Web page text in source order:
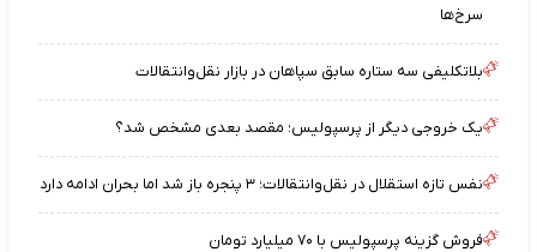
سرخ‌ها
بلاتکلیفی سه ستاره سابق سپاهان در بازار نقل‌وانتقالات
یک خروجی دیگر از پرسپولیس؛ مقصد بعدی مشخص شد؟
نفس تازه استقلال در نقل‌وانتقالات؛ ۳ پنجره باز شد اما بحران ادامه دارد
فروش گزینه پرسپولیس با ۷۰ میلیارد تومان